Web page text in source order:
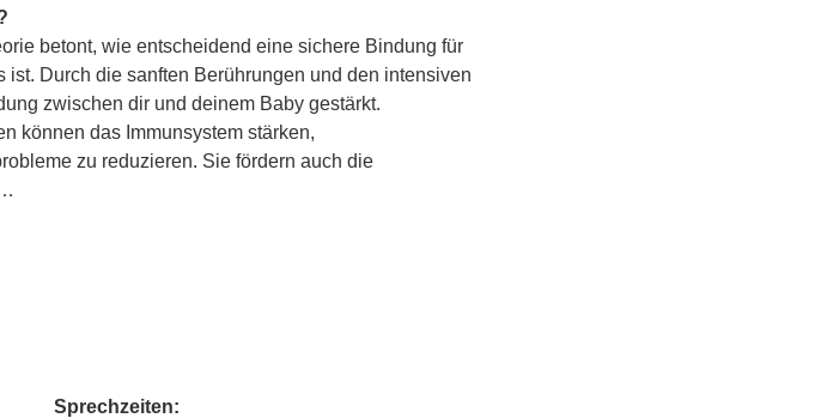
betont, wie entscheidend eine sichere Bindung für
Durch die sanften Berührungen und den intensiven
zwischen dir und deinem Baby gestärkt.
können das Immunsystem stärken,
zu reduzieren. Sie fördern auch die
Sprechzeiten: